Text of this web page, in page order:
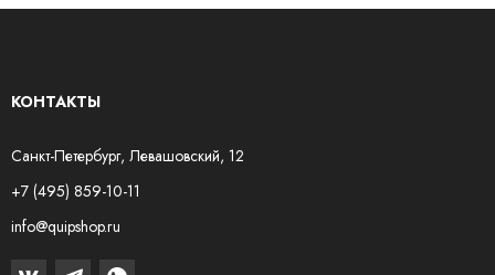
КОНТАКТЫ
Санкт-Петербург, Левашовский, 12
+7 (495) 859-10-11
info@quipshop.ru